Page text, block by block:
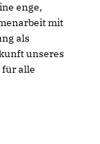
enge,
mit
als
unseres
für alle